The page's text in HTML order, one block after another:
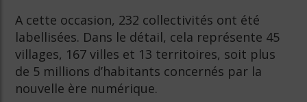
A cette occasion, 232 collectivités ont été
labellisées. Dans le détail, cela représente 45
villages, 167 villes et 13 territoires, soit plus
de 5 millions d’habitants concernés par la
nouvelle ère numérique.